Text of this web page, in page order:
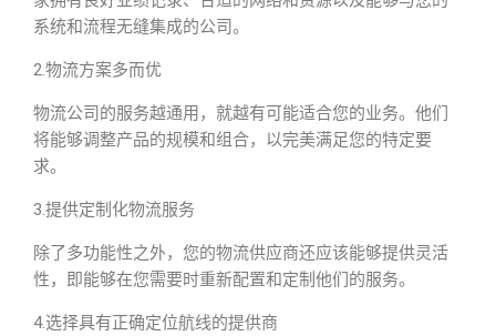
系统和流程无缝集成的公司。
2.物流方案多而优
物流公司的服务越通用，就越有可能适合您的业务。他们
将能够调整产品的规模和组合，以完美满足您的特定要
求。
3.提供定制化物流服务
除了多功能性之外，您的物流供应商还应该能够提供灵活
性，即能够在您需要时重新配置和定制他们的服务。
4.选择具有正确定位航线的提供商